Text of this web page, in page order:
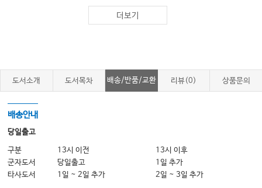
Chapter 11 주의력 조절 및 기능장애
Chapter 14 기억 과정
Chapter 15 기억 평가
Chapter 16 기억 재활
더보기
도서소개 도서목차 배송/반품/교환 리뷰(0) 상품문의
배송안내
당일출고
구분 13시 이전
13시 이후
군자도서
당일출고
1일 추가
타사도서
1일 ~ 2일 추가 2일 ~ 3일 추가